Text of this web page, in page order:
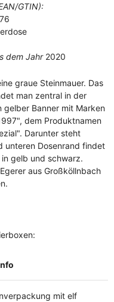
GTIN):
dem Jahr 2020
graue Steinmauer. Das
man zentral in der
Banner mit Marken
dem Produktnamen
Darunter steht
unteren Dosenrand findet
gelb und schwarz.
aus Großköllnbach
mit elf